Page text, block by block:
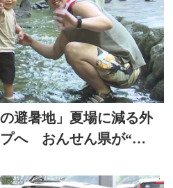
避暑地」夏場に減る外
へ おんせん県が“涼